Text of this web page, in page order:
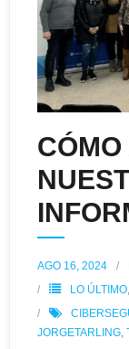
AGO 16, 2024
LO ÚLTIMO,
JORGETARLING,